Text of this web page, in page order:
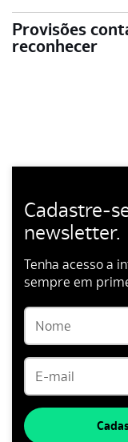
Provisões
reconhecer
Cadastre-
newsletter.
Tenha acesso a
sempre em